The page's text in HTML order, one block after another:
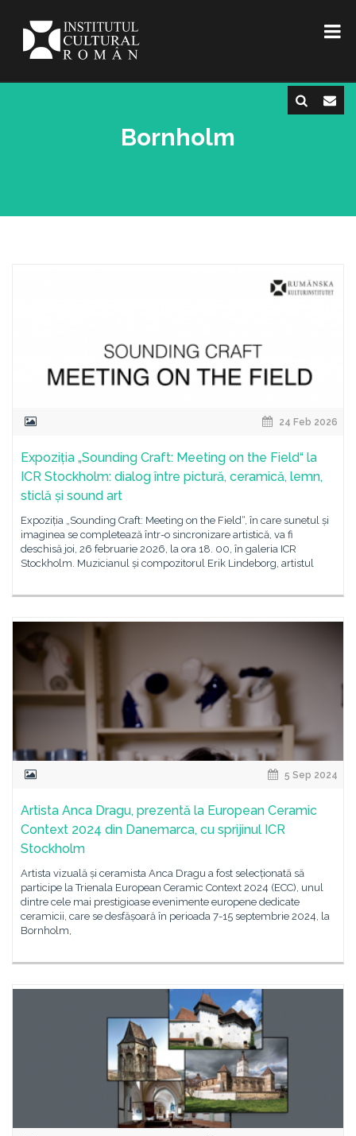
Bornholm
24 Feb 2026
Expoziția „Sounding Craft: Meeting on the Field“ la
ICR Stockholm: dialog între pictură, ceramică, lemn,
sticlă și sound art
Expoziția „Sounding Craft: Meeting on the Field“, în care sunetul și
imaginea se completează într-o sincronizare artistică, va fi
deschisă joi, 26 februarie 2026, la ora 18. 00, în galeria ICR
Stockholm. Muzicianul și compozitorul Erik Lindeborg, artistul
5 Sep 2024
Artista Anca Dragu, prezentă la European Ceramic
Context 2024 din Danemarca, cu sprijinul ICR
Stockholm
Artista vizuală și ceramista Anca Dragu a fost selecționată să
participe la Trienala European Ceramic Context 2024 (ECC), unul
dintre cele mai prestigioase evenimente europene dedicate
ceramicii, care se desfășoară în perioada 7-15 septembrie 2024, la
Bornholm,